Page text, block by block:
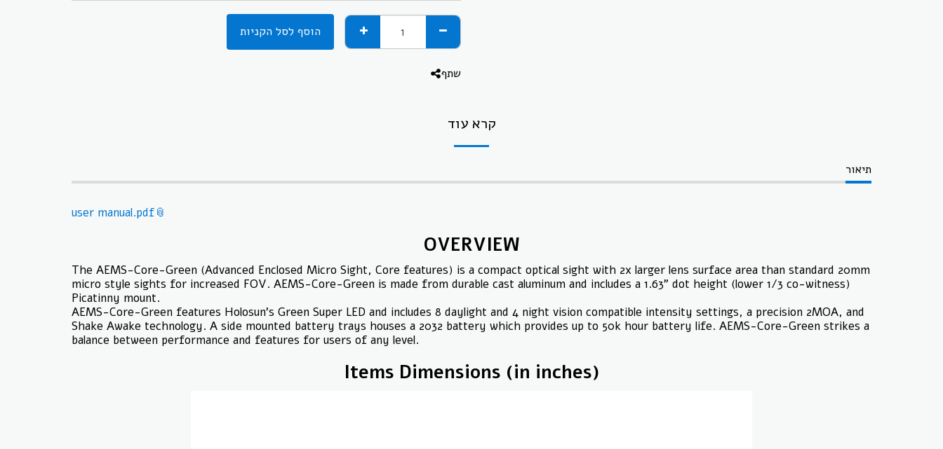
הוסף לסל הקניות
שתף
קרא עוד
תיאור
user manual.pdf
OVERVIEW
The AEMS-Core-Green (Advanced Enclosed Micro Sight, Core features) is a compact optical sight with 2x larger lens surface area than standard 20mm
micro style sights for increased FOV. AEMS-Core-Green is made from durable cast aluminum and includes a 1.63” dot height (lower 1/3 co-witness)
Picatinny mount.
AEMS-Core-Green features Holosun’s Green Super LED and includes 8 daylight and 4 night vision compatible intensity settings, a precision 2MOA, and
Shake Awake technology. A side mounted battery trays houses a 2032 battery which provides up to 50k hour battery life. AEMS-Core-Green strikes a
balance between performance and features for users of any level.
Items Dimensions (in inches)